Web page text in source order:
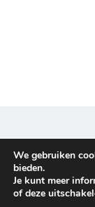
Disclaimer &
We gebruiken
bieden.
Je kunt meer
of deze